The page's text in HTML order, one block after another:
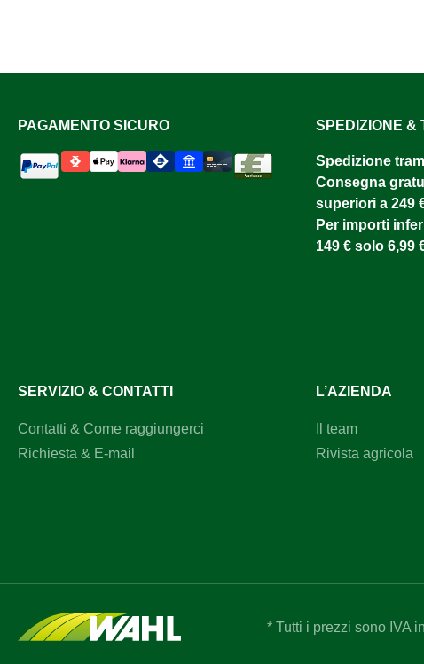
PAGAMENTO SICURO SPEDIZIONE &
Spedizione
Consegna
superiori a 249
Per importi
149 € solo 6,99
SERVIZIO & CONTATTI
Contatti & Come raggiungerci
Richiesta & E-mail
L’AZIENDA
Il team
Rivista agricola
* Tutti i prezzi sono IVA